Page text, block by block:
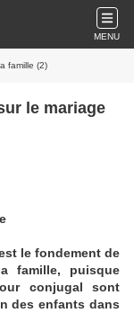
MENU
famille (2)
le mariage
le fondement de
famille, puisque
conjugal sont
des enfants dans